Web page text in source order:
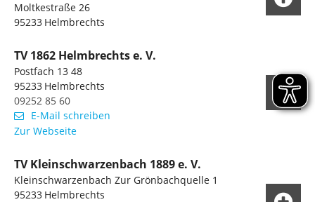
Moltkestraße 26
95233 Helmbrechts
TV 1862 Helmbrechts e. V.
Postfach 13 48
95233 Helmbrechts
09252 85 60
E-Mail schreiben
Zur Webseite
TV Kleinschwarzenbach 1889 e. V.
Kleinschwarzenbach Zur Grönbachquelle 1
95233 Helmbrechts